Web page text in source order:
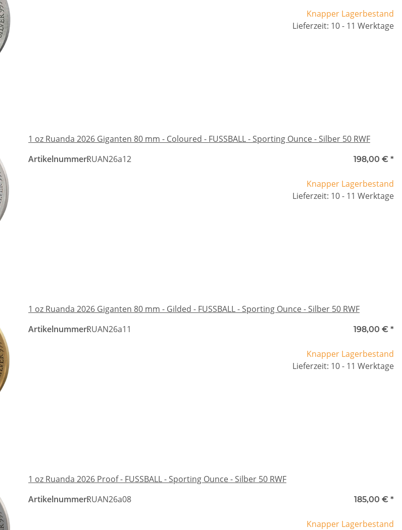
Knapper Lagerbestand
Lieferzeit: 10 - 11 Werktage
1 oz Ruanda 2026 Giganten 80 mm - Coloured - FUSSBALL - Sporting Ounce - Silber 50 RWF
Artikelnummer:RUAN26a12 198,00 € *
Knapper Lagerbestand
Lieferzeit: 10 - 11 Werktage
1 oz Ruanda 2026 Giganten 80 mm - Gilded - FUSSBALL - Sporting Ounce - Silber 50 RWF
Artikelnummer:RUAN26a11 198,00 € *
Knapper Lagerbestand
Lieferzeit: 10 - 11 Werktage
1 oz Ruanda 2026 Proof - FUSSBALL - Sporting Ounce - Silber 50 RWF
Artikelnummer:RUAN26a08 185,00 € *
Knapper Lagerbestand